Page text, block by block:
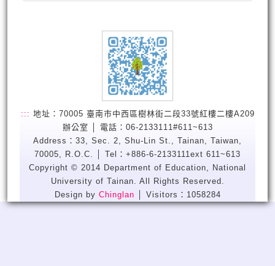
::: 地址：70005 臺南市中西區樹林街二段33號紅樓二樓A209
辦公室 │ 電話：06-2133111#611~613
Address：33, Sec. 2, Shu-Lin St., Tainan, Taiwan,
70005, R.O.C. │ Tel：+886-6-2133111ext 611~613
Copyright © 2014 Department of Education, National
University of Tainan. All Rights Reserved.
Design by Chinglan │ Visitors：1058284